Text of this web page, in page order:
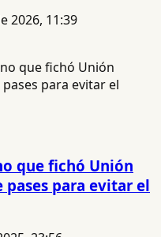
2026, 11:39
que fichó Unión
pases para evitar el